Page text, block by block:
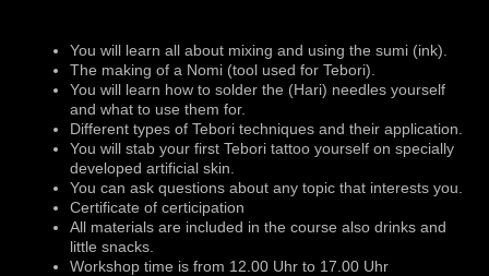
You will learn all about mixing and using the sumi (ink).
The making of a Nomi (tool used for Tebori).
You will learn how to solder the (Hari) needles yourself
and what to use them for.
Different types of Tebori techniques and their application.
You will stab your first Tebori tattoo yourself on specially
developed artificial skin.
You can ask questions about any topic that interests you.
Certificate of certicipation
All materials are included in the course also drinks and
little snacks.
Workshop time is from 12.00 Uhr to 17.00 Uhr